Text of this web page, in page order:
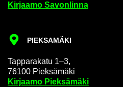
Kir­jaa­mo Sa­von­lin­na
PIEK­SA­MÄ­KI
Tap­pa­ra­ka­tu 1–3,
76100 Piek­sä­mä­ki
Kir­jaa­mo Piek­sä­mä­ki